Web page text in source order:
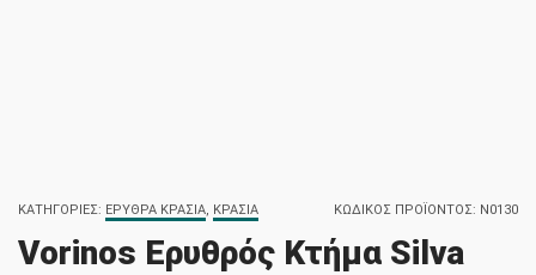
ΚΩΔΙΚΌΣ ΠΡΟΪΌΝΤΟΣ: N0130
ΚΑΤΗΓΟΡΊΕΣ: ΕΡΥΘΡΆ ΚΡΑΣΙΆ, ΚΡΑΣΙΆ
Vorinos Ερυθρός Κτήμα Silva